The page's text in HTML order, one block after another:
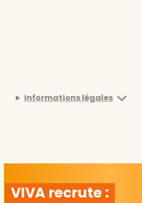
Informations légales
VIVA recrute :